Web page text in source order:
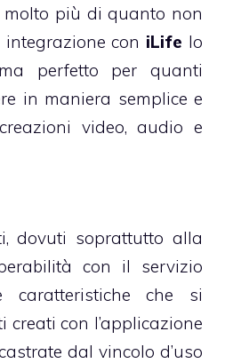
molto più di quanto non
con iLife lo
perfetto per quanti
in maniera semplice e
video, audio e
dovuti soprattutto alla
con il servizio
caratteristiche che si
creati con l’applicazione
dal vincolo d’uso